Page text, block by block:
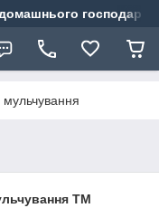
мульчування
TM